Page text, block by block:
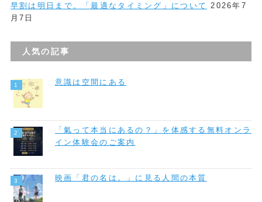
早割は明日まで。「最適なタイミング」について
2026年7
月7日
人気の記事
意識は空間にある
「氣って本当にあるの？」を体感する無料オンラ
イン体験会のご案内
映画「君の名は。」に見る人間の本質